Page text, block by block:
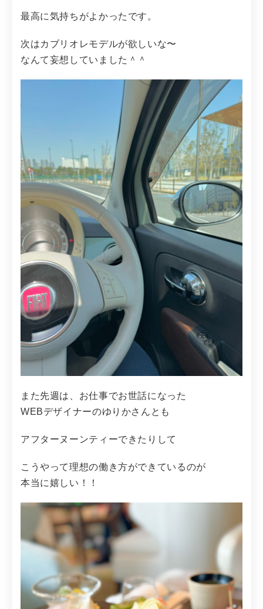
最高に気持ちがよかったです。
次はカブリオレモデルが欲しいな〜
なんて妄想していました＾＾
また先週は、お仕事でお世話になった
WEBデザイナーのゆりかさんとも
アフターヌーンティーできたりして
こうやって理想の働き方ができているのが
本当に嬉しい！！